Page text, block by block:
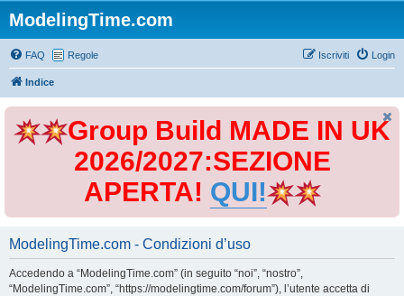
ModelingTime.com
FAQ Regole Login
Iscriviti
Indice
Group Build MADE IN UK
2026/2027:SEZIONE
APERTA! QUI!
ModelingTime.com - Condizioni d’uso
Accedendo a “ModelingTime.com” (in seguito “noi”, “nostro”,
“ModelingTime.com”, “https://modelingtime.com/forum”), l’utente accetta di